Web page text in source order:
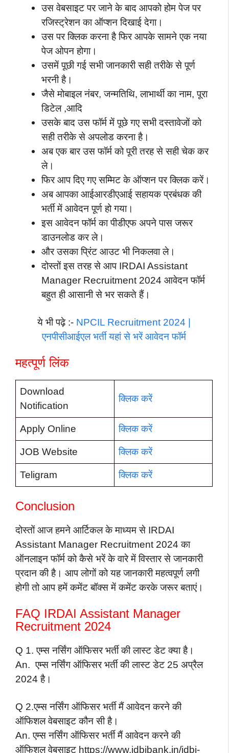
उस वेबसाइट पर जाने के बाद आपको होम पेज पर
रजिस्ट्रेशन का ऑप्शन दिखाई देगा।
उस पर क्लिक करना है फिर आपके सामने एक नया
पेज ओपन होगा।
उसमें पूछी गई सभी जानकारी सही तरीके से पूर्ण
भरनी है।
जैसे मोबाइल नंबर, जन्मतिथि, लाभार्थी का नाम, पूरा
डिटेल ,आदि
उसके बाद उस फॉर्म में पूछे गए सभी दस्तावेजों को
सही तरीके से अपलोड करना है।
अब एक बार उस फॉर्म को पूरी तरह से सही चेक कर
ले।
फिर आप दिए गए सम्मिट के ऑप्शन पर क्लिक करें।
अब आपका आईआरडीएआई सहायक प्रबंधक की
भर्ती में आवेदन पूर्ण हो गया।
इस आवेदन फॉर्म का पीडीएफ अपने पास जरूर
डाउनलोड कर ले।
और उसका प्रिंट आउट भी निकलवा ले।
दोस्तों इस तरह से आप IRDAI Assistant
Manager Recruitment 2024 आवेदन फॉर्म
बहुत ही आसानी से भर सकते हैं।
ये भी पढ़े :- NPCIL Recruitment 2024 |
एनपीसीआईएल भर्ती यहां से भरें आवेदन फॉर्म
महत्पूर्ण लिंक
Download
Notification
क्लिक करें
Apply Online क्लिक करें
JOB Website क्लिक करें
Teligram क्लिक करें
Conclusion
दोस्तों आज हमने आर्टिकल के माध्यम से IRDAI
Assistant Manager Recruitment 2024 का
ऑनलाइन फॉर्म को कैसे भरें के वारे में विस्तार से जानकारी
प्रदान की है। आप लोगों को यह जानकारी महत्वपूर्ण लगी
होगी तो आप हमें कमेंट बॉक्स में कमेंट करके जरूर बताएं।
FAQ IRDAI Assistant Manager
Recruitment 2024
Q 1. एम्स नर्सिंग ऑफिसर भर्ती की लास्ट डेट क्या है।
An. एम्स नर्सिंग ऑफिसर भर्ती की लास्ट डेट 25 अप्रैल
2024 है।
Q 2.एम्स नर्सिंग ऑफिसर भर्ती मैं आवेदन करने की
ऑफिशल वेबसाइट कौन सी है।
An. एम्स नर्सिंग ऑफिसर भर्ती मैं आवेदन करने की
ऑफिशल वेबसाइट https://www.idbibank.in/idbi-